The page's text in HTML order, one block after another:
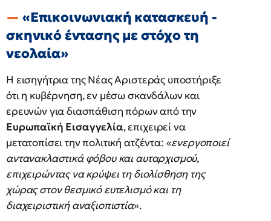
«Επικοινωνιακή κατασκευή -
σκηνικό έντασης με στόχο τη
νεολαία»
Η εισηγήτρια της Νέας Αριστεράς υποστήριξε
ότι η κυβέρνηση, εν μέσω σκανδάλων και
ερευνών για διασπάθιση πόρων από την
Ευρωπαϊκή Εισαγγελία, επιχειρεί να
μετατοπίσει την πολιτική ατζέντα: «ενεργοποιεί
αντανακλαστικά φόβου και αυταρχισμού,
επιχειρώντας να κρύψει τη διολίσθηση της
χώρας στον θεσμικό ευτελισμό και τη
διαχειριστική αναξιοπιστία».